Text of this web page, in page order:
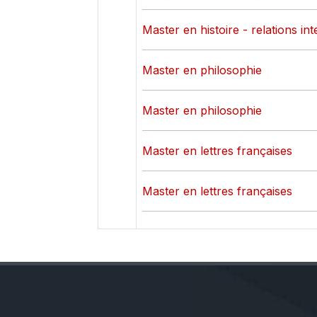
Master en histoire - relations
Master en philosophie
Master en philosophie
Master en lettres françaises
Master en lettres françaises